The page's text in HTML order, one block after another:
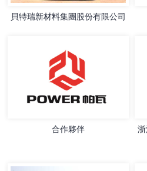
貝特瑞新材料集團股份有限公司
合作夥伴